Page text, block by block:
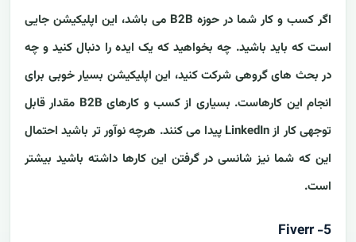
اگر کسب و کار شما در حوزه B2B می باشد، این اپلیکیشن جایی
است که باید باشید. چه بخواهید که یک ایده را دنبال کنید و چه
در بحث های گروهی شرکت کنید، این اپلیکیشن بسیار خوبی برای
انجام این کارهاست. بسیاری از کسب و کارهای B2B مقدار قابل
توجهی کار از LinkedIn پیدا می کنند. هرچه نوآور تر باشید احتمال
این که شما نیز شانسی در گرفتن این کارها داشته باشید بیشتر
است.
5- Fiverr